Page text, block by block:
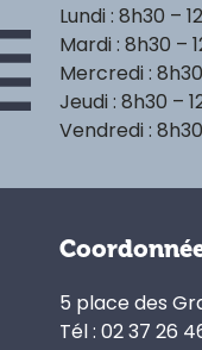
Lundi : 8h30 –
Mardi : 8h30 –
Mercredi : 8h30
Jeudi : 8h30 –
Vendredi :
5 place des
Tél : 02 37 26